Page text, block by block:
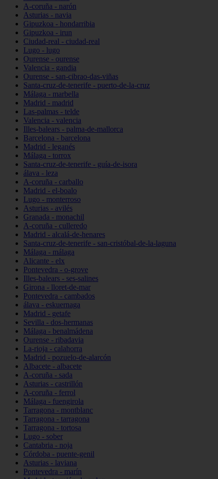
A-coruña - narón
Asturias - navia
Gipuzkoa - hondarribia
Gipuzkoa - irun
Ciudad-real - ciudad-real
Lugo - lugo
Ourense - ourense
Valencia - gandia
Ourense - san-cibrao-das-viñas
Santa-cruz-de-tenerife - puerto-de-la-cruz
Málaga - marbella
Madrid - madrid
Las-palmas - telde
Valencia - valencia
Illes-balears - palma-de-mallorca
Barcelona - barcelona
Madrid - leganés
Málaga - torrox
Santa-cruz-de-tenerife - guía-de-isora
álava - leza
A-coruña - carballo
Madrid - el-boalo
Lugo - monterroso
Asturias - avilés
Granada - monachil
A-coruña - culleredo
Madrid - alcalá-de-henares
Santa-cruz-de-tenerife - san-cristóbal-de-la-laguna
Málaga - málaga
Alicante - elx
Pontevedra - o-grove
Illes-balears - ses-salines
Girona - lloret-de-mar
Pontevedra - cambados
álava - eskuernaga
Madrid - getafe
Sevilla - dos-hermanas
Málaga - benalmádena
Ourense - ribadavia
La-rioja - calahorra
Madrid - pozuelo-de-alarcón
Albacete - albacete
A-coruña - sada
Asturias - castrillón
A-coruña - ferrol
Málaga - fuengirola
Tarragona - montblanc
Tarragona - tarragona
Tarragona - tortosa
Lugo - sober
Cantabria - noja
Córdoba - puente-genil
Asturias - laviana
Pontevedra - marín